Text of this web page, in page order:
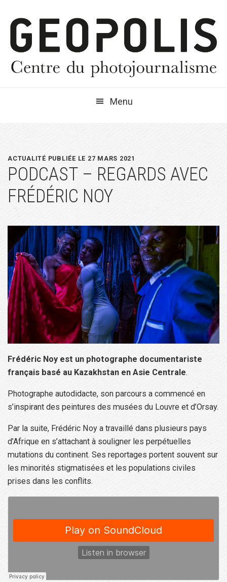
navigation
principale
contenu
principal
barre
latérale
Menu
ACTUALITÉ PUBLIÉE LE 27 MARS 2021
PODCAST – REGARDS AVEC
FRÉDÉRIC NOY
Frédéric Noy est un photographe documentariste
français basé au Kazakhstan en Asie Centrale.
Photographe autodidacte, son parcours a commencé en
s’inspirant des peintures des musées du Louvre et d’Orsay.
Par la suite, Frédéric Noy a travaillé dans plusieurs pays
d’Afrique en s’attachant à souligner les perpétuelles
mutations du continent. Ses reportages portent souvent sur
les minorités stigmatisées et les populations civiles
prises dans les conflits.